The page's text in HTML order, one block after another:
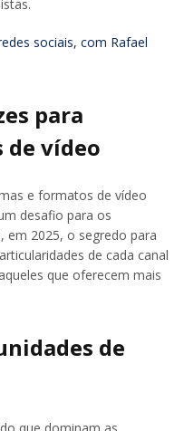
sociais, com Rafael
para
vídeo
e formatos de vídeo
desafio para os
em 2025, o segredo para
de cada canal
que oferecem mais
de